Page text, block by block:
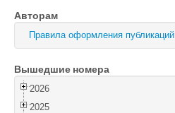
Оптика и спектроскопия
Поиск
Войти
Авторам
Правила оформления публикаций
Вышедшие номера
2026
2025